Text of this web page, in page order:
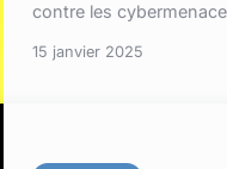
contre les
15 janvier 2025